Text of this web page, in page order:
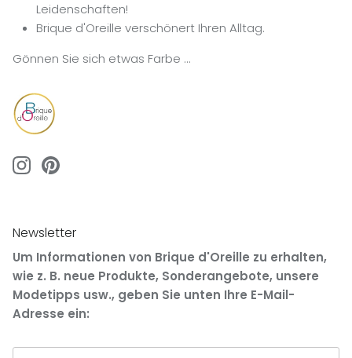
Leidenschaften!
Brique d'Oreille verschönert Ihren Alltag.
Gönnen Sie sich etwas Farbe …
Newsletter
Um Informationen von Brique d'Oreille zu erhalten,
wie z. B. neue Produkte, Sonderangebote, unsere
Modetipps usw., geben Sie unten Ihre E-Mail-
Adresse ein: